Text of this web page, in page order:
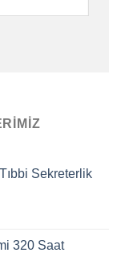
Sekreterlik
320 Saat